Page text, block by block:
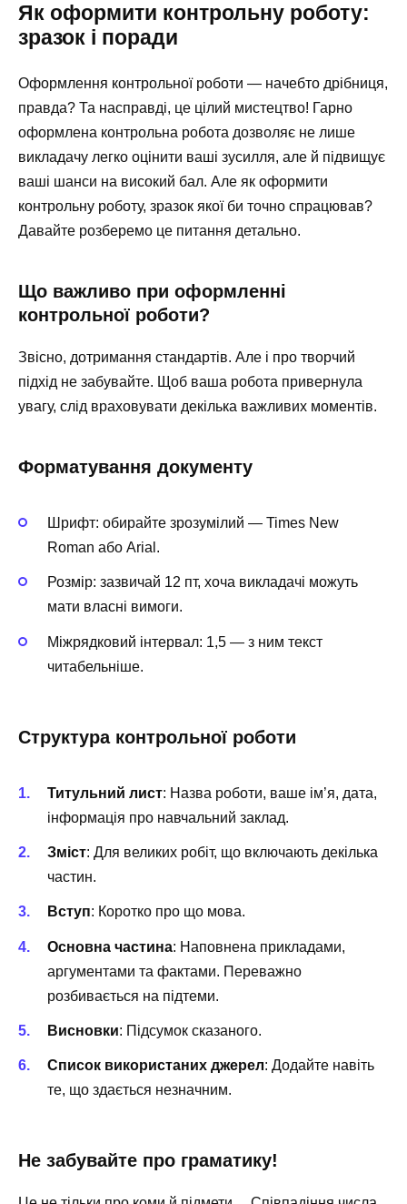
Як оформити контрольну роботу:
зразок і поради
Оформлення контрольної роботи — начебто дрібниця,
правда? Та насправді, це цілий мистецтво! Гарно
оформлена контрольна робота дозволяє не лише
викладачу легко оцінити ваші зусилля, але й підвищує
ваші шанси на високий бал. Але як оформити
контрольну роботу, зразок якої би точно спрацював?
Давайте розберемо це питання детально.
Що важливо при оформленні
контрольної роботи?
Звісно, дотримання стандартів. Але і про творчий
підхід не забувайте. Щоб ваша робота привернула
увагу, слід враховувати декілька важливих моментів.
Форматування документу
Шрифт: обирайте зрозумілий — Times New
Roman або Arial.
Розмір: зазвичай 12 пт, хоча викладачі можуть
мати власні вимоги.
Міжрядковий інтервал: 1,5 — з ним текст
читабельніше.
Структура контрольної роботи
Титульний лист: Назва роботи, ваше ім’я, дата,
інформація про навчальний заклад.
Зміст: Для великих робіт, що включають декілька
частин.
Вступ: Коротко про що мова.
Основна частина: Наповнена прикладами,
аргументами та фактами. Переважно
розбивається на підтеми.
Висновки: Підсумок сказаного.
Список використаних джерел: Додайте навіть
те, що здається незначним.
Не забувайте про граматику!